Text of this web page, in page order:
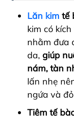
Lăn kim tế
kim có
nhằm đưa
da, giúp
nám, tàn
lấn nhẹ
ngứa và
Tiêm tế